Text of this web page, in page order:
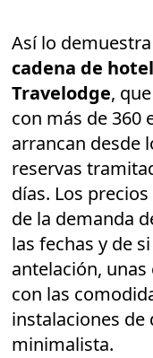
Así lo
cadena de
Travelodge,
con más de 360
arrancan desde
reservas
días. Los
de la demanda
las fechas y de
antelación,
con las
instalaciones
minimalista.